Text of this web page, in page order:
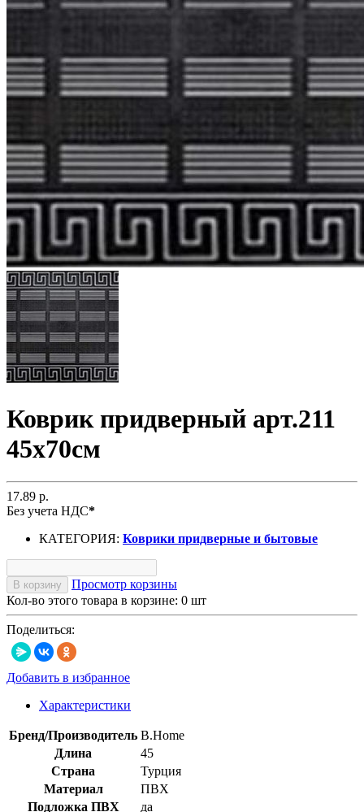
Коврик придверный арт.211
45х70см
17.89 р.
Без учета НДС*
КАТЕГОРИЯ: Коврики придверные и бытовые
В корзину
Просмотр корзины
Кол-во этого товара в корзине: 0 шт
Поделиться:
Добавить в избранное
Характеристики
Бренд/Производитель B.Home
Длина
45
Страна
Турция
Материал
ПВХ
Подложка ПВХ
да